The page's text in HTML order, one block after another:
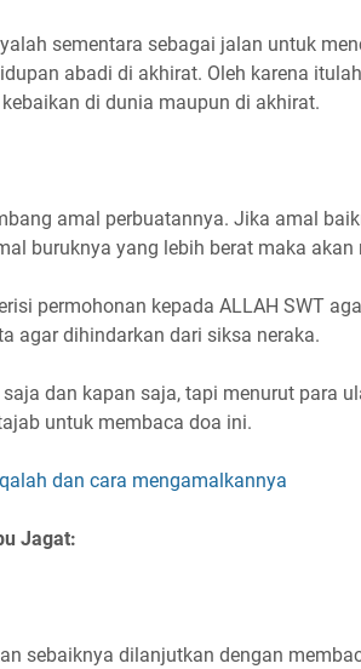
sementara sebagai jalan untuk
abadi di akhirat. Oleh karena
di dunia maupun di akhirat.
amal perbuatannya. Jika amal
buruknya yang lebih berat maka akan
permohonan kepada ALLAH SWT
agar dihindarkan dari siksa neraka.
dan kapan saja, tapi menurut para
untuk membaca doa ini.
dan cara mengamalkannya
Jagat:
sebaiknya dilanjutkan dengan